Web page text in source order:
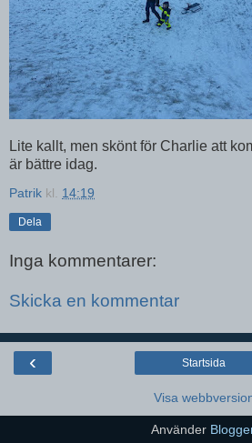
Lite kallt, men skönt för Charlie att
är bättre idag.
Patrik kl. 14:19
Dela
Inga kommentarer:
Skicka en kommentar
‹ Startsida
Visa
Använder